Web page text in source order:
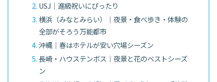
USJ｜進級祝いにぴったり
横浜（みなとみらい）｜夜景・食べ歩き・体験の
全部がそろう万能都市
沖縄｜春はホテルが安い穴場シーズン
長崎・ハウステンボス｜夜景と花のベストシーズ
ン